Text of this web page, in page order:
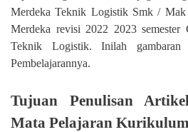
Merdeka Teknik Logistik Smk /
Merdeka revisi 2022 2023 semester
Teknik Logistik. Inilah gambaran
Pembelajarannya.
Tujuan Penulisan
Mata Pelajaran